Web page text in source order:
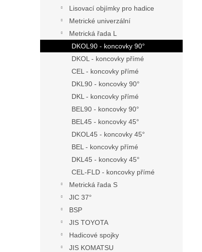
Lisovací objímky pro hadice
Metrické univerzální
Metrická řada L
DKOL90 - koncovky 90°
DKOL - koncovky přímé
CEL - koncovky přímé
DKL90 - koncovky 90°
DKL - koncovky přímé
BEL90 - koncovky 90°
BEL45 - koncovky 45°
DKOL45 - koncovky 45°
BEL - koncovky přímé
DKL45 - koncovky 45°
CEL-FLD - koncovky přímé
Metrická řada S
JIC 37°
BSP
JIS TOYOTA
Hadicové spojky
JIS KOMATSU